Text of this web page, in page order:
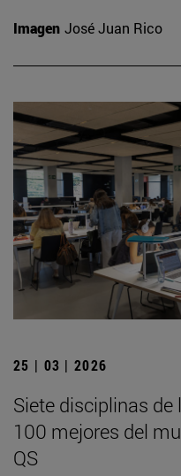
Imagen José Juan Rico
25 | 03 | 2026
Siete disciplinas de
100 mejores del
QS